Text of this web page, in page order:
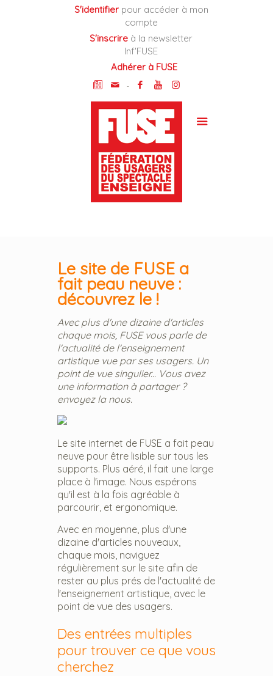
S'identifierpour accéder à mon
compte
S'inscrire à la newsletter
Inf'FUSE
Adhérer à FUSE
-
Le site de FUSE a
fait peau neuve :
découvrez le !
Avec plus d'une dizaine d'articles
chaque mois, FUSE vous parle de
l'actualité de l'enseignement
artistique vue par ses usagers. Un
point de vue singulier... Vous avez
une information à partager ?
envoyez la nous.
Le site internet de FUSE a fait peau
neuve pour être lisible sur tous les
supports. Plus aéré, il fait une large
place à l'image. Nous espérons
qu'il est à la fois agréable à
parcourir, et ergonomique.
Avec en moyenne, plus d'une
dizaine d'articles nouveaux,
chaque mois, naviguez
régulièrement sur le site afin de
rester au plus prés de l'actualité de
l'enseignement artistique, avec le
point de vue des usagers.
Des entrées multiples
pour trouver ce que vous
cherchez
Cookies management panel